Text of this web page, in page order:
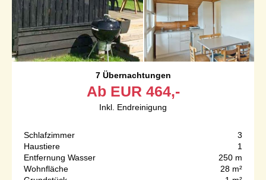
7 Übernachtungen
Ab EUR 464,-
Inkl. Endreinigung
Schlafzimmer
3
Haustiere
1
Entfernung Wasser
250 m
Wohnfläche
28 m²